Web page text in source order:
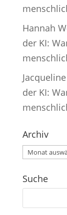
Hannah
der KI:
der KI:
Archiv
Archiv
Suche